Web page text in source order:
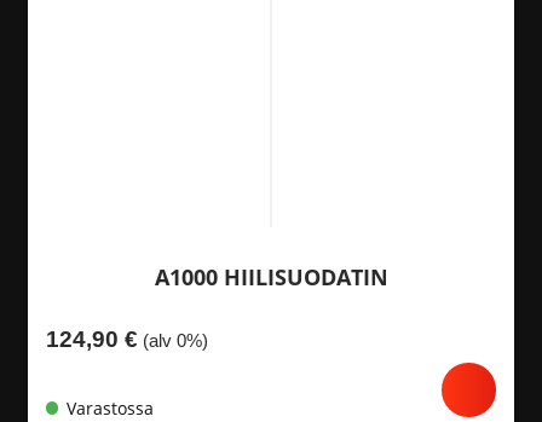
A1000 HIILISUODATIN
124,90 € (alv 0%)
Varastossa